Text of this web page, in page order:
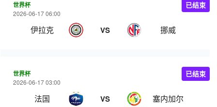
世界杯
2026-06-17 06:00
伊拉克 VS 挪威
已结束
世界杯
2026-06-17 03:00
法国 VS 塞内加尔
已结束